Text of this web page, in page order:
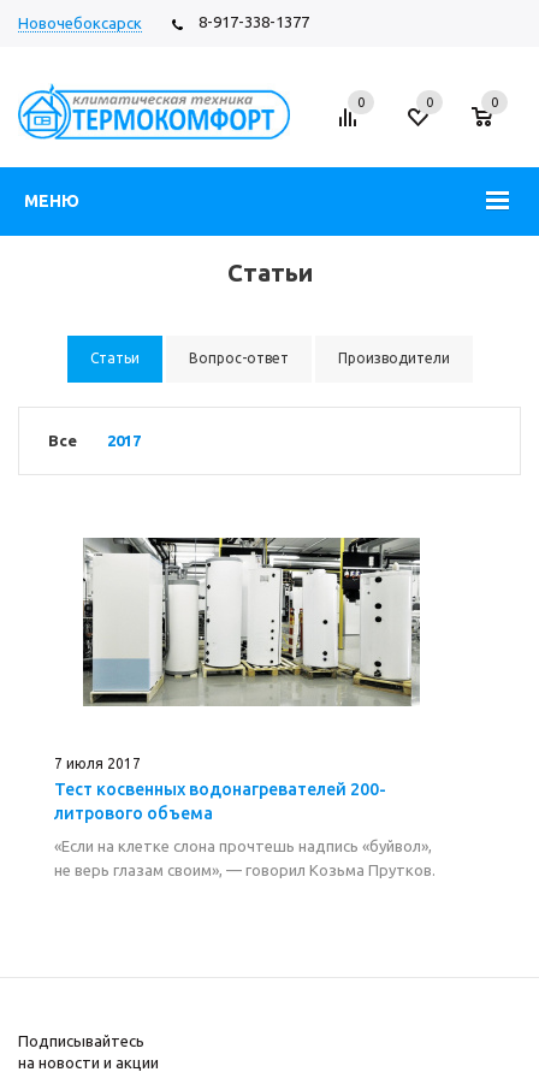
Новочебоксарск 8-917-338-1377
МЕНЮ
0 0
0
Статьи
Статьи Вопрос-ответ Производители
Все 2017
7 июля 2017
Тест косвенных водонагревателей 200-
литрового объема
«Если на клетке слона прочтешь надпись «буйвол»,
не верь глазам своим», — говорил Козьма Прутков.
Подписывайтесь
на новости и акции